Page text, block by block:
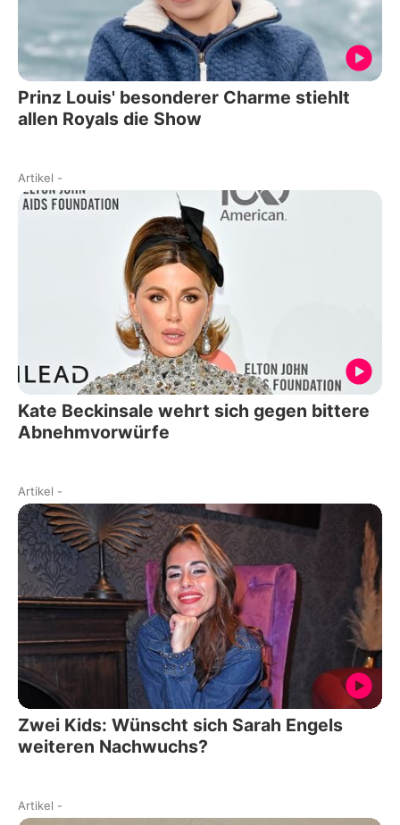
Prinz Louis' besonderer Charme stiehlt
allen Royals die Show
Artikel -
Kate Beckinsale wehrt sich gegen bittere
Abnehmvorwürfe
Artikel -
Zwei Kids: Wünscht sich Sarah Engels
weiteren Nachwuchs?
Artikel -